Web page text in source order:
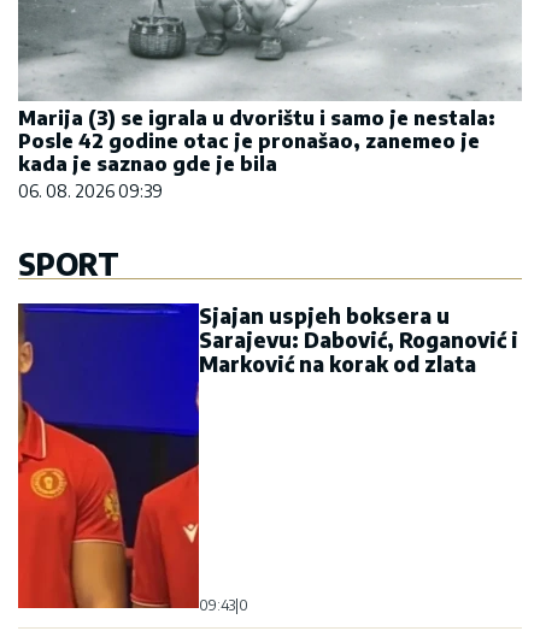
Marija (3) se igrala u dvorištu i samo je nestala:
Posle 42 godine otac je pronašao, zanemeo je
kada je saznao gde je bila
06. 08. 2026 09:39
SPORT
Sjajan uspjeh boksera u
Sarajevu: Dabović, Roganović i
Marković na korak od zlata
09:43|0